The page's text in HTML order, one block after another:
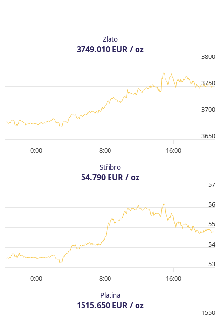
Zlato
3749.010 EUR / oz
0:00 8:00 16:00
3650
3700
3750
3800
Stříbro
54.790 EUR / oz
0:00 8:00 16:00
53
54
55
56
57
Platina
1515.650 EUR / oz
1550